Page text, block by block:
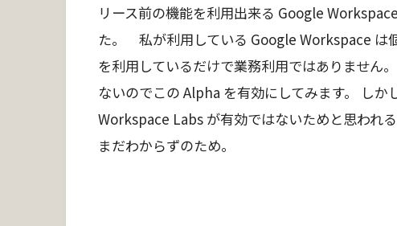
リース前の機能を利用出来る Google
た。 私が利用している Google Workspace は
を利用しているだけで業務利用ではありませ
ないのでこの Alpha を有効にしてみます。 し
Workspace Labs が有効ではないためと思われ
まだわからずのため。